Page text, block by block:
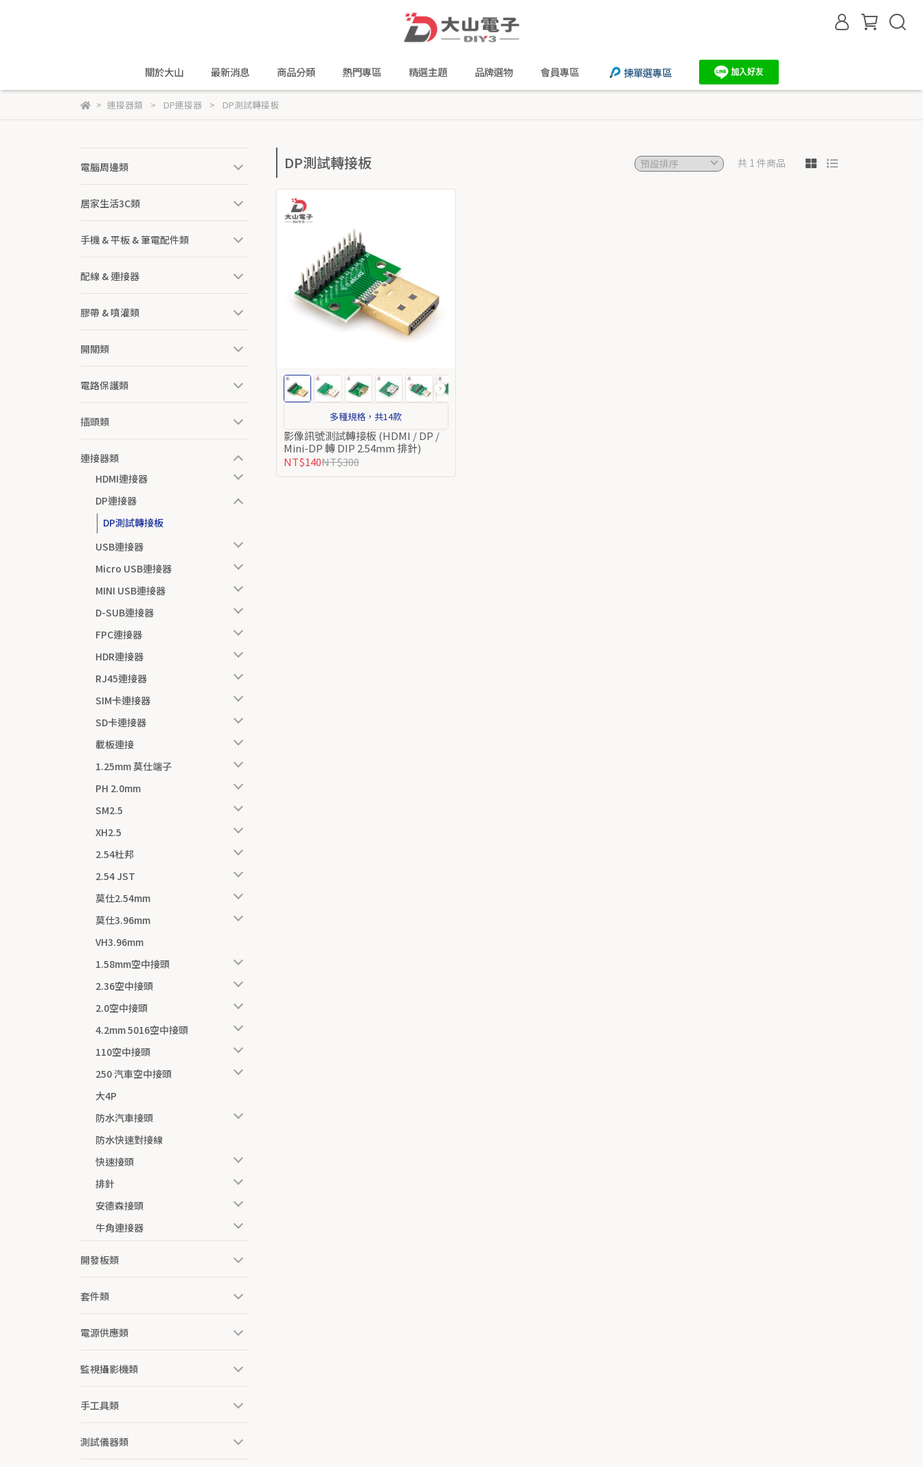
關於大山 最新消息 商品分類 熱門專區 精選主題 品牌選物 會員專區 揀單選專區
連接器類 DP連接器 DP測試轉接板
電腦周邊類
居家生活3C類
手機 & 平板 & 筆電配件類
配線 & 連接器
膠帶 & 噴灌類
開關類
電路保護類
插頭類
連接器類
HDMI連接器
DP連接器
DP測試轉接板
USB連接器
Micro USB連接器
MINI USB連接器
D-SUB連接器
FPC連接器
HDR連接器
RJ45連接器
SIM卡連接器
SD卡連接器
載板連接
1.25mm 莫仕端子
PH 2.0mm
SM2.5
XH2.5
2.54杜邦
2.54 JST
莫仕2.54mm
莫仕3.96mm
VH3.96mm
1.58mm空中接頭
2.36空中接頭
2.0空中接頭
4.2mm 5016空中接頭
110空中接頭
250 汽車空中接頭
大4P
防水汽車接頭
防水快速對接線
快速接頭
排針
安德森接頭
牛角連接器
開發板類
套件類
電源供應類
監視攝影機類
手工具類
測試儀器類
DP測試轉接板 共 1 件商品
多種規格，共14款
影像訊號測試轉接板 (HDMI / DP /
Mini-DP 轉 DIP 2.54mm 排針)
NT$140NT$300